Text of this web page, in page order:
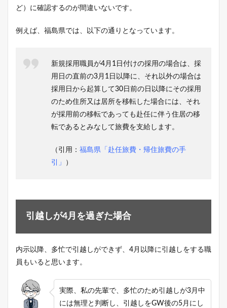
ど）に確認するのが間違いないです。
例えば、福島県では、以下の通りとなっています。
新規採用職員が4月1日付けの採用の場合は、採
用日の直前の3月1日以降に、それ以外の場合は
採用日から起算して30日前の日以降にその採用
のため住所又は居所を移転した場合には、それ
が採用前の移転であっても赴任に伴う住居の移
転であるとみなして旅費を支給します。
（引用： 福島県「赴任旅費・帰住旅費の手
引」
）
引越しが4月を過ぎた場合
内示以降、多忙で引越しができず、4月以降に引越しをする職
員もいると思います。
実際、私の先輩で、多忙のため引越しが3月中
には無理と判断し、引越しをGW後の5月にし